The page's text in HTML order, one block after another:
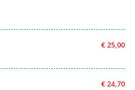
€ 25,00
€ 24,70